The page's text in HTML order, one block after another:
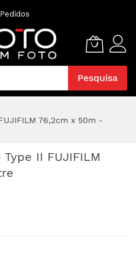
Pesquisa
76,2cm x 50m -
II FUJIFILM